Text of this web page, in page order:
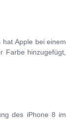
Apple bei einem
Farbe hinzugefügt,
des iPhone 8 im